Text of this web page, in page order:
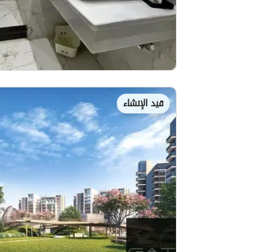
قيد الإنشاء